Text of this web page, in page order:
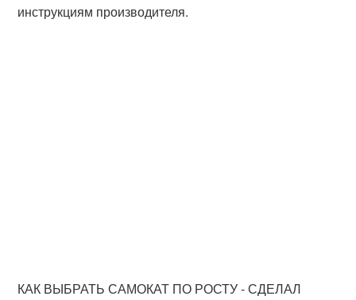
инструкциям производителя.
КАК ВЫБРАТЬ САМОКАТ ПО РОСТУ - СДЕЛАЛ